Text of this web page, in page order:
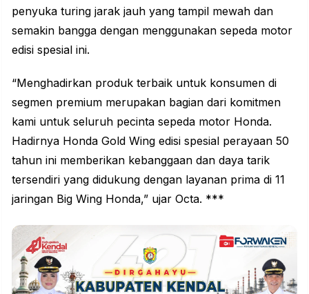
penyuka turing jarak jauh yang tampil mewah dan
semakin bangga dengan menggunakan sepeda motor
edisi spesial ini.
“Menghadirkan produk terbaik untuk konsumen di
segmen premium merupakan bagian dari komitmen
kami untuk seluruh pecinta sepeda motor Honda.
Hadirnya Honda Gold Wing edisi spesial perayaan 50
tahun ini memberikan kebanggaan dan daya tarik
tersendiri yang didukung dengan layanan prima di 11
jaringan Big Wing Honda,” ujar Octa. ***